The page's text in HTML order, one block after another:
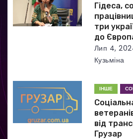
с
Гідеса,
три
до
Лип 4,
Кузьміна
ІНШЕ
від
Грузар